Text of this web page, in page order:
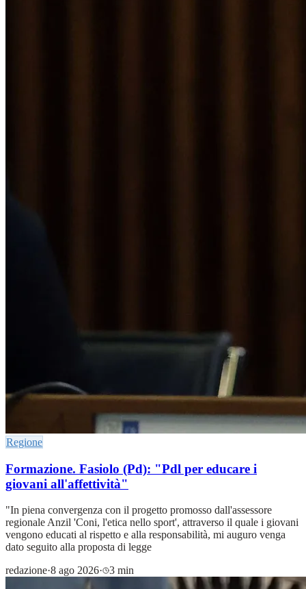
Regione
Formazione. Fasiolo (Pd): "Pdl per educare i
giovani all'affettività"
"In piena convergenza con il progetto promosso dall'assessore
regionale Anzil 'Coni, l'etica nello sport', attraverso il quale i giovani
vengono educati al rispetto e alla responsabilità, mi auguro venga
dato seguito alla proposta di legge
redazione·8 ago 2026· 3 min